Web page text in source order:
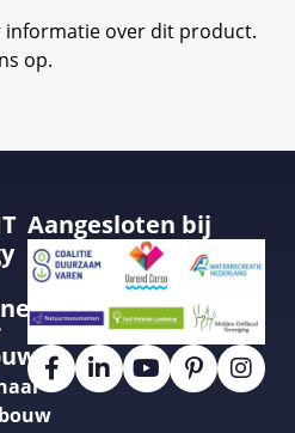
informatie over dit product.
op.
Aangesloten bij